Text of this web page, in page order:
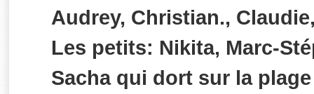
Audrey, Christian.,
Les petits: Nikita, Marc-
Sacha qui dort sur la